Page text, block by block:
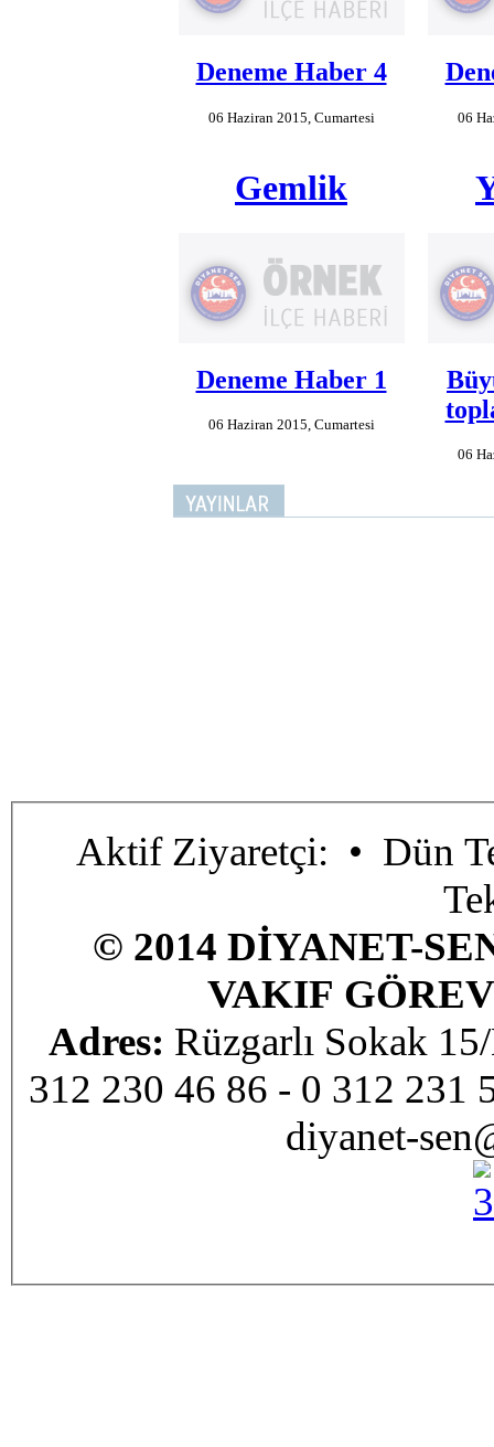
Deneme Haber 4
06 Haziran 2015, Cumartesi 06
Gemlik
Deneme Haber 1
06 Haziran 2015, Cumartesi
06
Aktif Ziyaretçi: • Dün
© 2014 DİYANET-
VAKIF
Adres: Rüzgarlı Sokak
312 230 46 86 - 0 312 231
diyanet-